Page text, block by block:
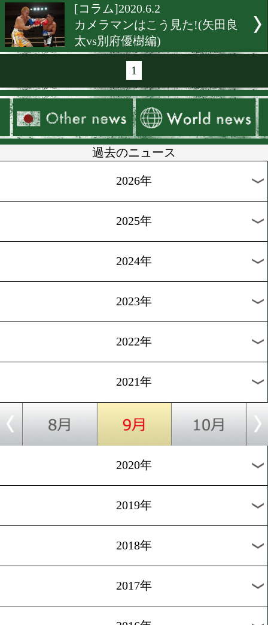
[コラム]2020.6.15
世界のこんなところで試合
ました(南アフリカ編)
[コラム]2020.6.14
外国人選手の活躍を検証す
[コラム]2020.6.9
大叶vs小野晃輝編)
[コラム]2020.6.5
世界のトップと拳を交えた
証言(佐藤洋太編)
[コラム]2020.6.2
カメラマンはこう見た!(矢
太vs別府優樹編)
1
過去のニュース
2025年
2024年